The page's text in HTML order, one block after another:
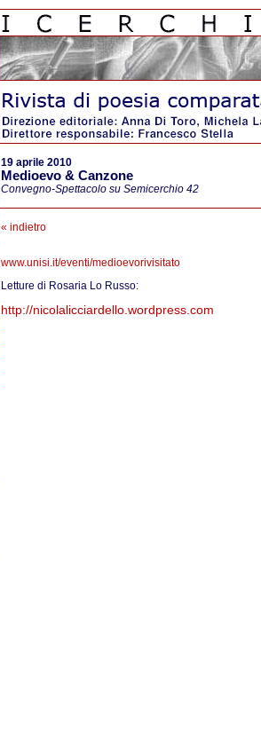
19 aprile 2010
Medioevo & Canzone
Convegno-Spettacolo su Semicerchio 42
« indietro
www.unisi.it/eventi/medioevorivisitato
Letture di Rosaria Lo Russo:
http://nicolalicciardello.wordpress.com